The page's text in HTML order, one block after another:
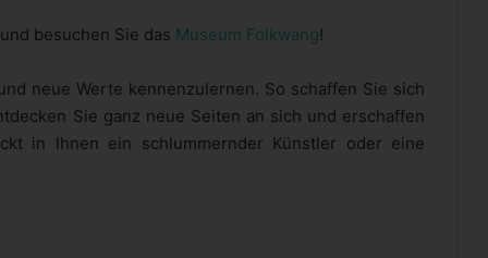
besuchen Sie das Museum Folkwang!
neue Werte kennenzulernen. So schaffen Sie sich
Sie ganz neue Seiten an sich und erschaffen
in Ihnen ein schlummernder Künstler oder eine